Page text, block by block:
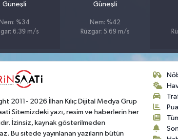
Güneşli
Nem: %34
6.39 m/s
Güneşli
Nem: %42
Rüzgar: 5.69 m/s
2011- 2026 İlhan Kılıç Dijital Medya Grup
Sitemizdeki yazı, resim ve haberlerin her
İzinsiz, kaynak gösterilmeden
Bu sitede yayınlanan yazıların bütün